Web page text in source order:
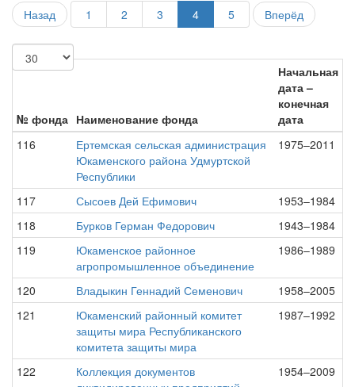
Назад 1 2 3 4 5 Вперёд
№ фонда Наименование фонда
Начальная
дата –
конечная
дата
116
Ертемская сельская администрация
Юкаменского района Удмуртской
Республики
1975–2011
117 Сысоев Дей Ефимович
1953–1984
118
Бурков Герман Федорович
1943–1984
119
Юкаменское районное
агропромышленное объединение
1986–1989
120 Владыкин Геннадий Семенович
1958–2005
121
Юкаменский районный комитет
защиты мира Республиканского
комитета защиты мира
1987–1992
122
Коллекция документов
1954–2009